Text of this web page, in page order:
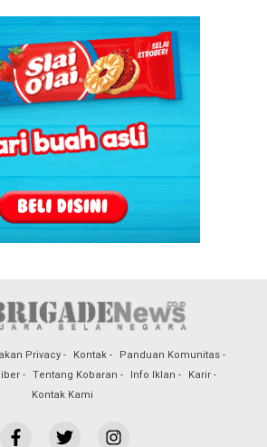
Privacy Kontak
Panduan Komunitas
Tentang Kobaran Info Iklan
Karir
Kontak Kami